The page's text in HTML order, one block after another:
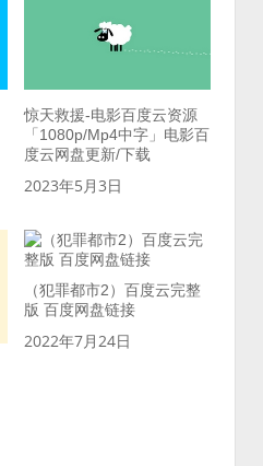
惊天救援-电影百度云资源
「1080p/Mp4中字」电影百
度云网盘更新/下载
2023年5月3日
（犯罪都市2）百度云完整
版 百度网盘链接
2022年7月24日